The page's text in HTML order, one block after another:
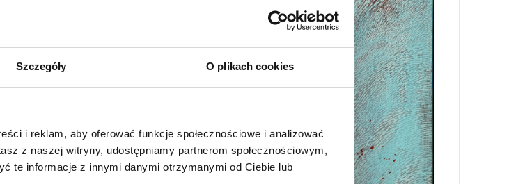
Szczegóły O plikach cookies
i reklam, aby oferować funkcje społecznościowe i analizować
z naszej witryny, udostępniamy partnerom społecznościowym,
te informacje z innymi danymi otrzymanymi od Ciebie lub